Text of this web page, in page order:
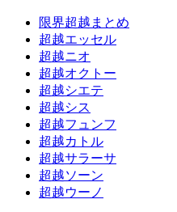
限界超越まとめ
超越エッセル
超越ニオ
超越オクトー
超越シエテ
超越シス
超越フュンフ
超越カトル
超越サラーサ
超越ソーン
超越ウーノ